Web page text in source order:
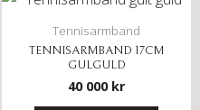
Tennisarmband
TENNISARMBAND 17CM
GULGULD
40 000 kr